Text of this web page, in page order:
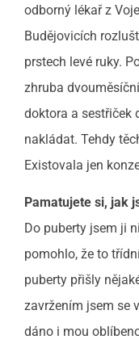
odborný lékař z
Budějovicích
prstech levé ruky.
zhruba
doktora a sestřiček
nakládat. Tehdy
Existovala jen
Pamatujete si, jak
Do puberty jsem ji
pomohlo, že to
puberty přišly
zavržením jsem se
dáno i mou